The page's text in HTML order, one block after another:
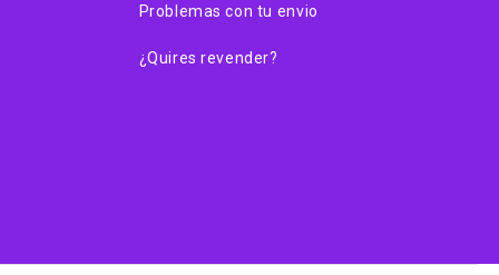
Problemas con tu envio
¿Quires revender?